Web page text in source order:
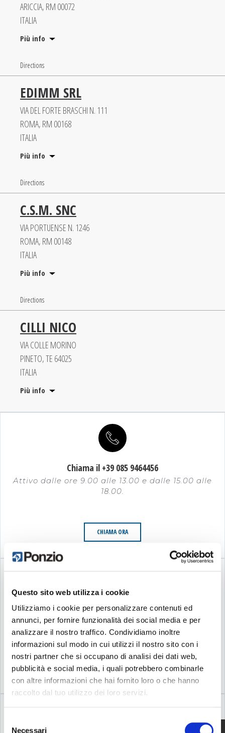
Questo sito web utilizza i cookie
Utilizziamo i cookie per personalizzare contenuti ed
annunci, per fornire funzionalità dei social media e per
analizzare il nostro traffico. Condividiamo inoltre
informazioni sul modo in cui utilizzi il nostro sito con i
nostri partner che si occupano di analisi dei dati web,
pubblicità e social media, i quali potrebbero combinarle
con altre informazioni che hai fornito loro o che hanno
raccolto dal tuo utilizzo dei loro servizi.
Necessari
ARICCIA, RM 00072
ITALIA
Più info
Directions
EDIMM SRL
VIA DEL FORTE BRASCHI N. 111
ROMA, RM 00168
ITALIA
Più info
Directions
C.S.M. SNC
VIA PORTUENSE N. 1246
ROMA, RM 00148
ITALIA
Più info
Directions
CILLI NICO
VIA COLLE MORINO
PINETO, TE 64025
ITALIA
Più info
NEW ELLEPI SRL
ZONA ARTIGIANALE AUTOPORTO
ROSETO DEGLI ABRUZZI, TE 64026
F.LLI SECONETTI SRL
MUTIGNANO, TE 64025
ITALIA
Più info
Directions
DE LAURETIS SRL
SS. 150 Km.10
Chiama il +39 085 9464456
Attivo dalle ore 9.00 alle 13.00 e dalle 15.00 alle
18.00.
CHIAMA ORA
Hai installato gli infissi Ponzio a casa tua?
VAI AL MODULO